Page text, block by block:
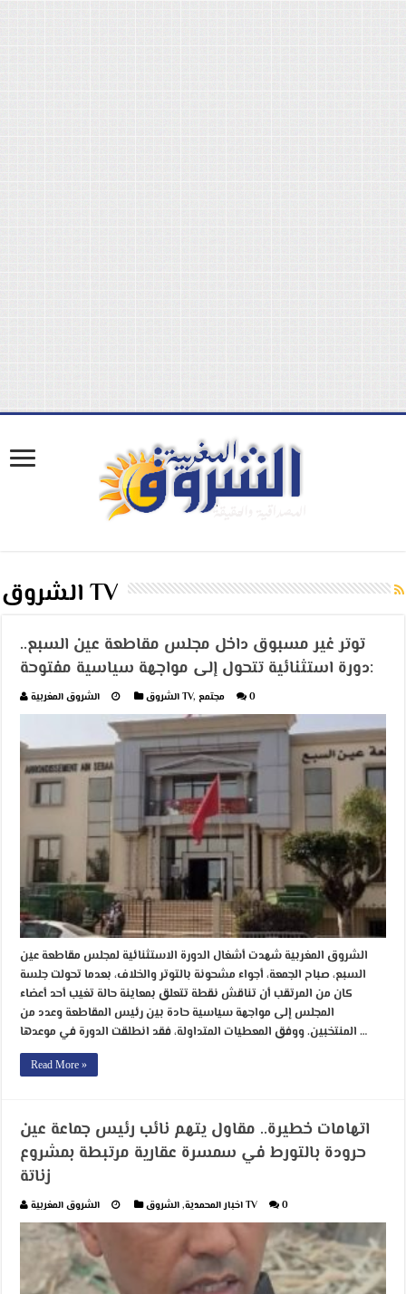
الشروق TV
توتر غير مسبوق داخل مجلس مقاطعة عين السبع..
دورة استثنائية تتحول إلى مواجهة سياسية مفتوحة:
الشروق المغربية الشروق TV,مجتمع 0
الشروق المغربية شهدت أشغال الدورة الاستثنائية لمجلس مقاطعة عين
السبع، صباح الجمعة، أجواء مشحونة بالتوتر والخلاف، بعدما تحولت جلسة
كان من المرتقب أن تناقش نقطة تتعلق بمعاينة حالة تغيب أحد أعضاء
المجلس إلى مواجهة سياسية حادة بين رئيس المقاطعة وعدد من
المنتخبين. ووفق المعطيات المتداولة، فقد انطلقت الدورة في موعدها …
Read More »
اتهامات خطيرة.. مقاول يتهم نائب رئيس جماعة عين
حرودة بالتورط في سمسرة عقارية مرتبطة بمشروع
زناتة
الشروق المغربية اخبار المحمدية, الشروق TV 0